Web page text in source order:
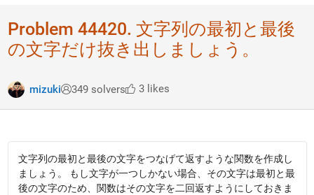
Problem 44420. 文字列の最初と最後
の文字だけ抜き出しましょう。
mizuki 349 solvers 3 likes
文字列の最初と最後の文字をつなげて返すような関数を作成し
ましょう。 もし文字が一つしかない場合、その文字は最初と最
後の文字のため、関数はその文字を二回返すようにしておきま